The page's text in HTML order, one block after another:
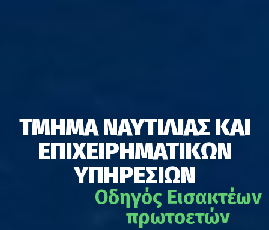
ΤΜΗΜΑ ΝΑΥΤΙΛΙΑΣ ΚΑΙ
ΕΠΙΧΕΙΡΗΜΑΤΙΚΩΝ
ΥΠΗΡΕΣΙΩΝ
Οδηγός Εισακτέων
πρωτοετών